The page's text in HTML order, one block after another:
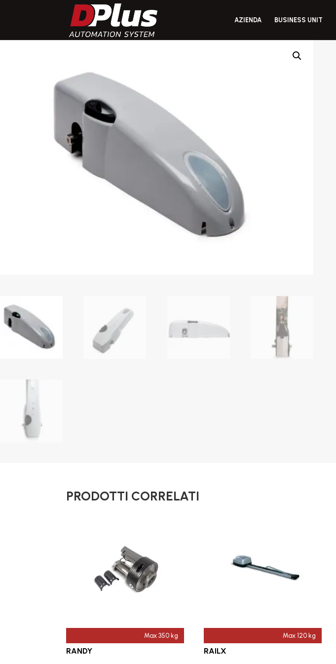
AZIENDA BUSINESS UNIT
PRODOTTI CORRELATI
Max 350 kg
RANDY
Max 120 kg
RAILX